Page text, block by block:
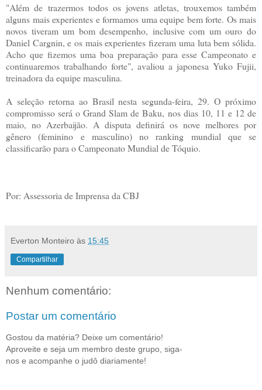
"Além de trazermos todos os jovens atletas, trouxemos também
alguns mais experientes e formamos uma equipe bem forte. Os mais
novos tiveram um bom desempenho, inclusive com um ouro do
Daniel Cargnin, e os mais experientes fizeram uma luta bem sólida.
Acho que fizemos uma boa preparação para esse Campeonato e
continuaremos trabalhando forte", avaliou a japonesa Yuko Fujii,
treinadora da equipe masculina.
A seleção retorna ao Brasil nesta segunda-feira, 29. O próximo
compromisso será o Grand Slam de Baku, nos dias 10, 11 e 12 de
maio, no Azerbaijão. A disputa definirá os nove melhores por
gênero (feminino e masculino) no ranking mundial que se
classificarão para o Campeonato Mundial de Tóquio.
Por: Assessoria de Imprensa da CBJ
Everton Monteiro às 15:45
Compartilhar
Nenhum comentário:
Postar um comentário
Gostou da matéria? Deixe um comentário!
Aproveite e seja um membro deste grupo, siga-
nos e acompanhe o judô diariamente!